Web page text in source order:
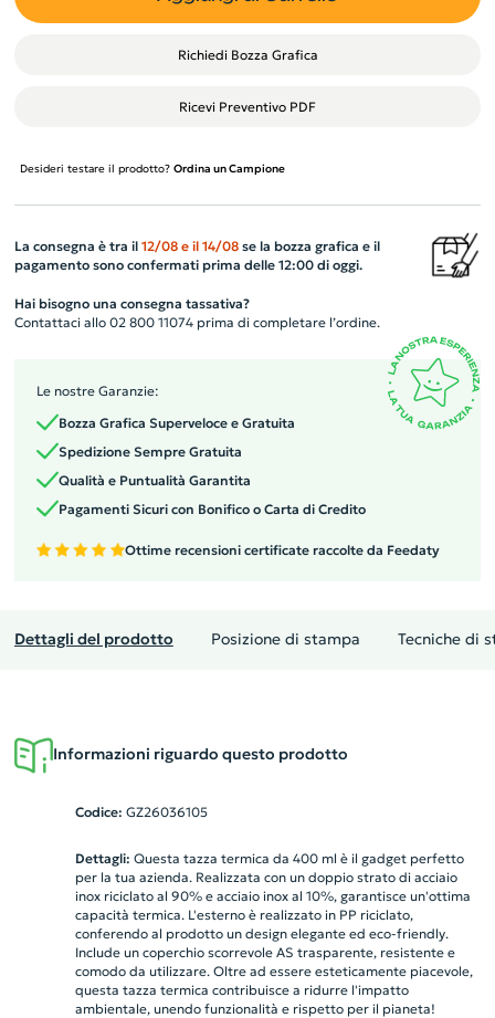
Richiedi Bozza Grafica
Ricevi Preventivo PDF
Desideri testare il prodotto? Ordina un Campione
La consegna è tra il 12/08 e il 14/08se la bozza grafica e il
pagamento sono confermati prima delle 12:00 di oggi.
Hai bisogno una consegna tassativa?
Contattaci allo 02 800 11074 prima di completare l’ordine.
Le nostre Garanzie:
Bozza Grafica Superveloce e Gratuita
Spedizione Sempre Gratuita
Qualità e Puntualità Garantita
Pagamenti Sicuri con Bonifico o Carta di Credito
Ottime recensioni certificate raccolte da Feedaty
Dettagli del prodotto Posizione di stampa Tecniche di
Informazioni riguardo questo prodotto
Codice: GZ26036105
Dettagli: Questa tazza termica da 400 ml è il gadget perfetto
per la tua azienda. Realizzata con un doppio strato di acciaio
inox riciclato al 90% e acciaio inox al 10%, garantisce un'ottima
capacità termica. L'esterno è realizzato in PP riciclato,
conferendo al prodotto un design elegante ed eco-friendly.
Include un coperchio scorrevole AS trasparente, resistente e
comodo da utilizzare. Oltre ad essere esteticamente piacevole,
questa tazza termica contribuisce a ridurre l'impatto
ambientale, unendo funzionalità e rispetto per il pianeta!